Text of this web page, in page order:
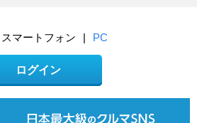
スマートフォン | PC
ログイン